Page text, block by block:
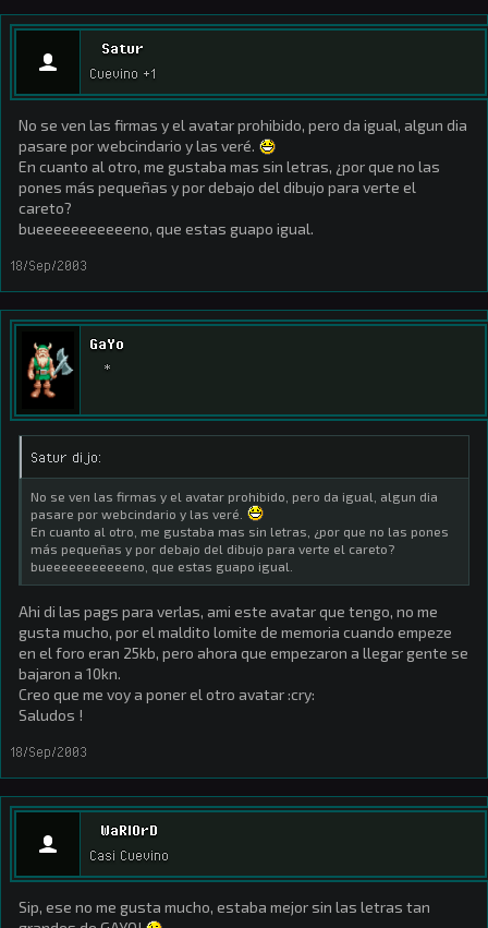
Satur
Cuevino +1
No se ven las firmas y el avatar prohibido, pero da igual, algun dia
pasare por webcindario y las veré.
En cuanto al otro, me gustaba mas sin letras, ¿por que no las
pones más pequeñas y por debajo del dibujo para verte el
careto?
bueeeeeeeeeeeno, que estas guapo igual.
18/Sep/2003
GaYo
*
Satur dijo:
No se ven las firmas y el avatar prohibido, pero da igual, algun dia
pasare por webcindario y las veré.
En cuanto al otro, me gustaba mas sin letras, ¿por que no las pones
más pequeñas y por debajo del dibujo para verte el careto?
bueeeeeeeeeeeno, que estas guapo igual.
Ahi di las pags para verlas, ami este avatar que tengo, no me
gusta mucho, por el maldito lomite de memoria cuando empeze
en el foro eran 25kb, pero ahora que empezaron a llegar gente se
bajaron a 10kn.
Creo que me voy a poner el otro avatar :cry:
Saludos !
18/Sep/2003
WaRlOrD
Casi Cuevino
Sip, ese no me gusta mucho, estaba mejor sin las letras tan